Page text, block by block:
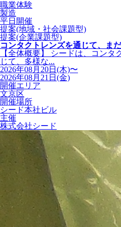
職業体験
製造
平日開催
提案(地域・社会課題型)
提案(企業課題型)
コンタクトレンズを通じて、ま
【全体概要】 シードは、コンタ
じて、多様な...
2026年08月20日(木)〜
2026年08月21日(金)
開催エリア
文京区
開催場所
シード本社ビル
主催
株式会社シード